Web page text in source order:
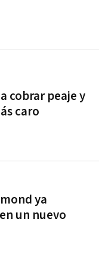
cobrar peaje y
caro
ya
un nuevo